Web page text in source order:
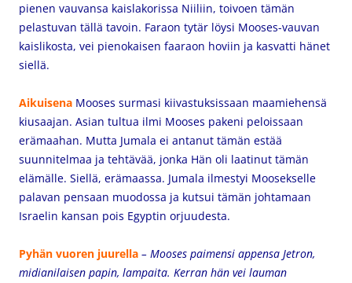
pienen vauvansa kaislakorissa Niiliin, toivoen tämän
pelastuvan tällä tavoin. Faraon tytär löysi Mooses-vauvan
kaislikosta, vei pienokaisen faaraon hoviin ja kasvatti hänet
siellä.
Aikuisena Mooses surmasi kiivastuksissaan maamiehensä
kiusaajan. Asian tultua ilmi Mooses pakeni peloissaan
erämaahan. Mutta Jumala ei antanut tämän estää
suunnitelmaa ja tehtävää, jonka Hän oli laatinut tämän
elämälle. Siellä, erämaassa. Jumala ilmestyi Moosekselle
palavan pensaan muodossa ja kutsui tämän johtamaan
Israelin kansan pois Egyptin orjuudesta.
Pyhän vuoren juurella – Mooses paimensi appensa Jetron,
midianilaisen papin, lampaita. Kerran hän vei lauman